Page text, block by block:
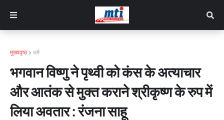
मुख्यपृष्ठ धर्म
भगवान विष्णु ने पृथ्वी को कंस के अत्याचार
और आतंक से मुक्त कराने श्रीकृष्ण के रुप में
लिया अवतार : रंजना साहू